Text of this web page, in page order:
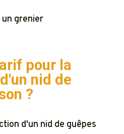
un grenier
pour la
nid de
?
d'un nid de guêpes